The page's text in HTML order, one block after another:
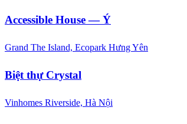
Accessible House — Ý
Grand The Island, Ecopark Hưng Yên
Biệt thự Crystal
Vinhomes Riverside, Hà Nội